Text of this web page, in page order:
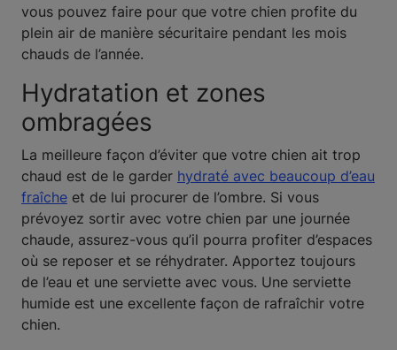
vous pouvez faire pour que votre chien profite du
plein air de manière sécuritaire pendant les mois
chauds de l’année.
Hydratation et zones
ombragées
La meilleure façon d’éviter que votre chien ait trop
chaud est de le garder hydraté avec beaucoup d’eau
fraîche et de lui procurer de l’ombre. Si vous
prévoyez sortir avec votre chien par une journée
chaude, assurez-vous qu’il pourra profiter d’espaces
où se reposer et se réhydrater. Apportez toujours
de l’eau et une serviette avec vous. Une serviette
humide est une excellente façon de rafraîchir votre
chien.